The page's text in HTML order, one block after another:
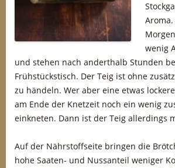
wenig
und stehen nach anderthalb Stunden
Frühstückstisch. Der Teig ist ohne
zu händeln. Wer aber eine etwas
am Ende der Knetzeit noch ein wenig
einkneten. Dann ist der Teig allerdings
Auf der Nährstoffseite bringen die
hohe Saaten- und Nussanteil weniger